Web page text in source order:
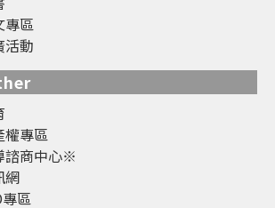
專區
活動
權專區
諮商中心※
網
區